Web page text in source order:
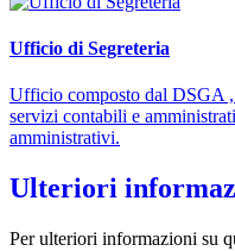
Ufficio di Segreteria
Ufficio composto dal DSGA ,
servizi contabili e
amministrativi.
Ulteriori
Per ulteriori informazioni su